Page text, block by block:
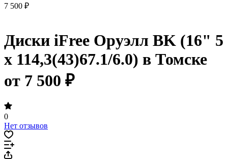
7 500 ₽
Диски iFree Оруэлл BK (16" 5
x 114,3(43)67.1/6.0) в Томске
от 7 500 ₽
0
Нет отзывов